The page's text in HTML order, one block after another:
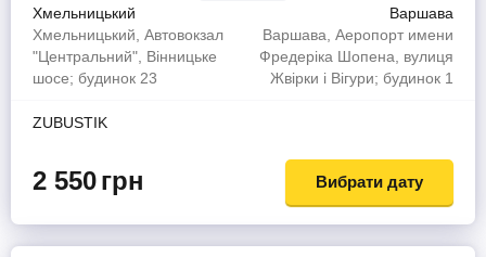
Хмельницький
Варшава
Хмельницький, Автовокзал
"Центральний", Вінницьке
шосе; будинок 23
Варшава, Аеропорт имени
Фредеріка Шопена, вулиця
Жвірки і Вігури; будинок 1
ZUBUSTIK
2 550грн Вибрати дату